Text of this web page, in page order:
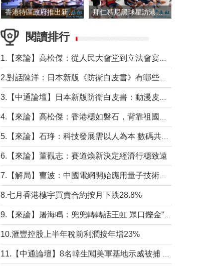
香港特區政府推出新一批銀色債券 每手1萬元保底息4.25厘 拜仁慕尼黑球星訪港 與球迷近距離互動
閱讀排行
6.【來論】董觀志：賽道煥新決定經濟行穩致遠
8.七月香港樓宇買賣合約按月下跌28.8%
10.滙豐控股上半年稅前利潤按年增23%